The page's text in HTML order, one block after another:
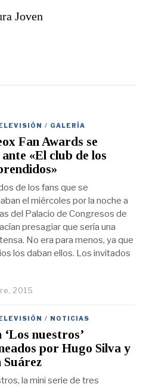
Joven
/ GALERÍA
Fan Awards se
«El club de los
de los fans que se
el miércoles por la noche a
del Palacio de Congresos de
presagiar que sería una
No era para menos, ya que
los daban ellos. Los invitados
2015
/ NOTICIAS
nuestros’
por Hugo Silva y
Suárez
la mini serie de tres